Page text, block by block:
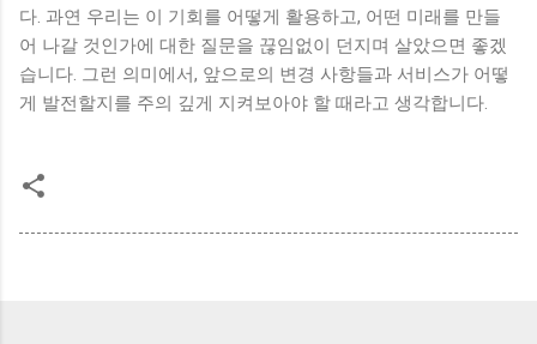
다. 과연 우리는 이 기회를 어떻게 활용하고, 어떤 미래를 만들
어 나갈 것인가에 대한 질문을 끊임없이 던지며 살았으면 좋겠
습니다. 그런 의미에서, 앞으로의 변경 사항들과 서비스가 어떻
게 발전할지를 주의 깊게 지켜보아야 할 때라고 생각합니다.